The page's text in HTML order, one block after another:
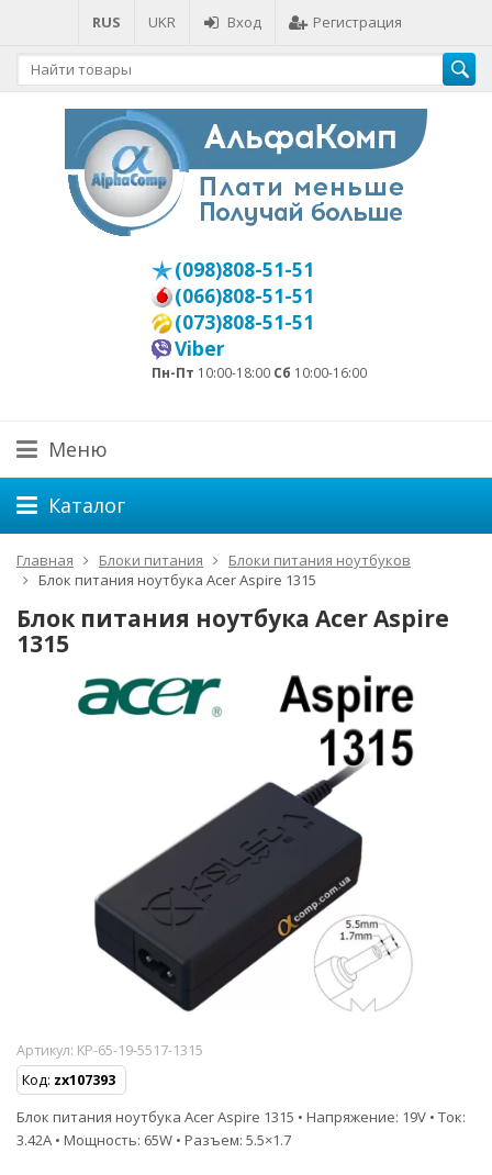
RUS UKR Вход Регистрация
(098)808-51-51
(066)808-51-51
(073)808-51-51
Viber
Пн-Пт 10:00-18:00 Сб 10:00-16:00
Меню
Каталог
Главная Блоки питания
Блоки питания ноутбуков
Блок питания ноутбука Acer Aspire 1315
Блок питания ноутбука Acer Aspire
1315
Артикул: KP-65-19-5517-1315
Код: zx107393
Блок питания ноутбука Acer Aspire 1315 • Напряжение: 19V • Ток:
3.42A • Мощность: 65W • Разъем: 5.5×1.7